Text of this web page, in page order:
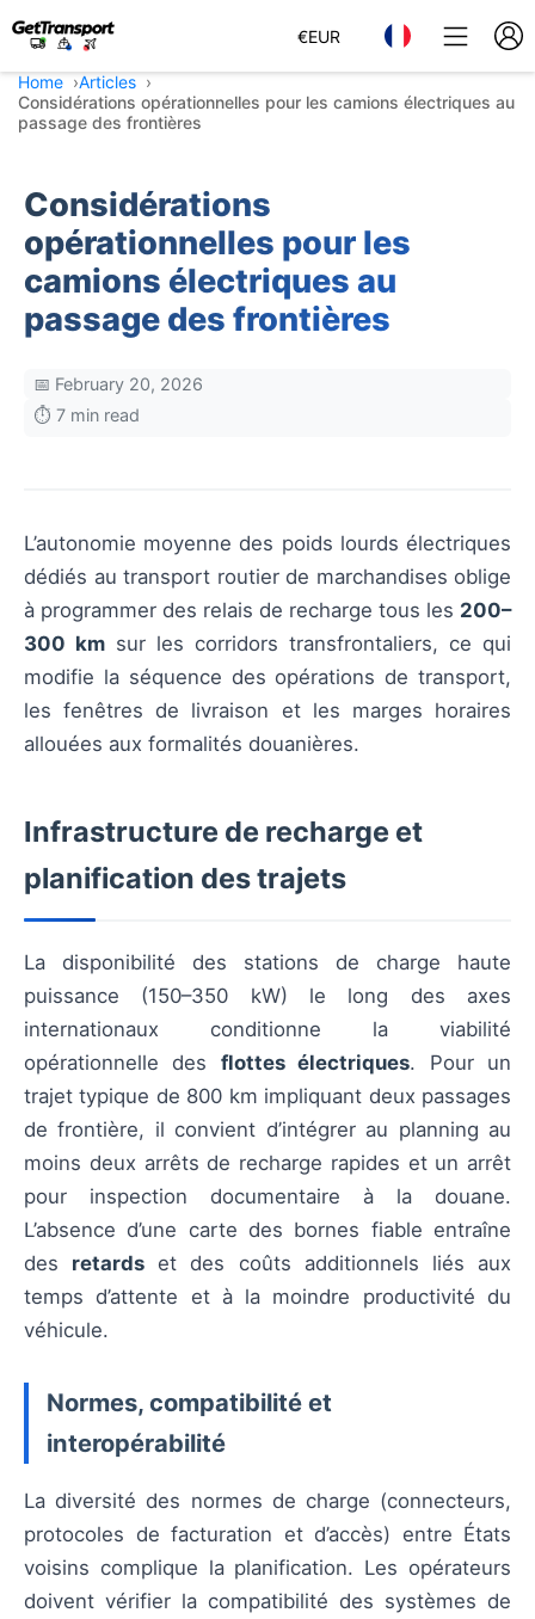
€EUR
Home
Articles
Considérations opérationnelles pour les camions électriques au
passage des frontières
Considérations
opérationnelles pour les
camions électriques au
passage des frontières
📅 February 20, 2026
⏱️ 7 min read
L’autonomie moyenne des poids lourds électriques
dédiés au transport routier de marchandises oblige
à programmer des relais de recharge tous les 200–
300 km sur les corridors transfrontaliers, ce qui
modifie la séquence des opérations de transport,
les fenêtres de livraison et les marges horaires
allouées aux formalités douanières.
Infrastructure de recharge et
planification des trajets
La disponibilité des stations de charge haute
puissance (150–350 kW) le long des axes
internationaux conditionne la viabilité
opérationnelle des flottes électriques. Pour un
trajet typique de 800 km impliquant deux passages
de frontière, il convient d’intégrer au planning au
moins deux arrêts de recharge rapides et un arrêt
pour inspection documentaire à la douane.
L’absence d’une carte des bornes fiable entraîne
des retards et des coûts additionnels liés aux
temps d’attente et à la moindre productivité du
véhicule.
Normes, compatibilité et
interopérabilité
La diversité des normes de charge (connecteurs,
protocoles de facturation et d’accès) entre États
voisins complique la planification. Les opérateurs
doivent vérifier la compatibilité des systèmes de